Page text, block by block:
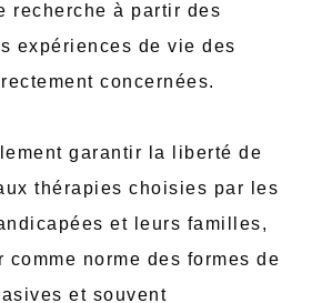
recherche à partir des
expériences de vie des
concernées.
garantir la liberté de
thérapies choisies par les
et leurs familles,
comme norme des formes de
et souvent